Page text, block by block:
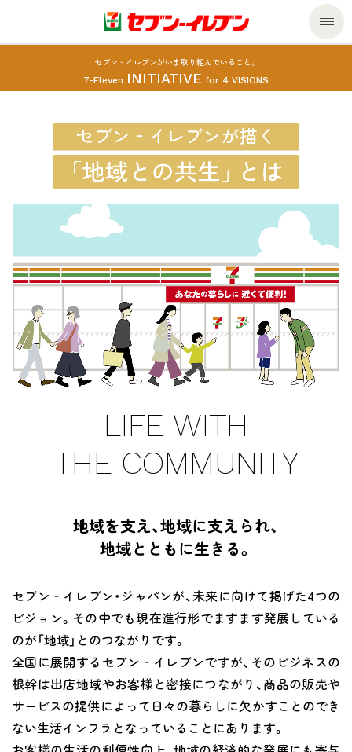
今週の新商品
商品カテゴリ一覧
セブンプレミアム
食の安全・安心への取組み
ギフト
プリペイドカード・金券
ニンテンドー・ダウンロードカード
サービス
マルチコピー機でできること
マルチコピー機でできることトップ
コピー
プリペイドサービス
スポーツ振興くじ
行政サービス
保険
便利なサービス
宅配便
切手・はがき・印紙
セブン銀行ATM
各種料金のお支払い
スマホプリペイド
レジでApple Accountにチャージ
オンラインフォトサービス
コインランドリー（店舗限定）
チケットサービス
JTB
セブン‐イレブンでお受取り
タワーレコード
停電時のサービス停止のお知らせ
ニュースリリース
ごあいさつ
企業理念
貸借対照表・損益計算書
売上高、店舗数推移
セブン‐イレブンの海外事業
データで見るセブン‐イレブン
セブン‐イレブンの「商品力」
サステナビリティ
サステナビリティトップ
セブン＆アイ・ホールディングスの重点課題
サステナビリティ推進体制
サステナビリティニュース
サステナビリティレポート
報告書ライブラリー
アルバイト情報 採用情報
ネットショッピング
Language
English (Corporate)
中文[繁體字](服務)
简体中文(服务)
한국어(서비스)
セブン‐イレブンがいま取り組んでいること。
7-Eleven INITIATIVE for 4 VISIONS
LIFE WITH
THE COMMUNITY
地域を支え、地域に支えられ、
地域とともに生きる。
セブン‐イレブン・ジャパンが、未来に向けて掲げた4つの
ビジョン。その中でも現在進行形でますます発展している
のが「地域」とのつながりです。
全国に展開するセブン‐イレブンですが、そのビジネスの
根幹は出店地域やお客様と密接につながり、商品の販売や
サービスの提供によって日々の暮らしに欠かすことのでき
ない生活インフラとなっていることにあります。